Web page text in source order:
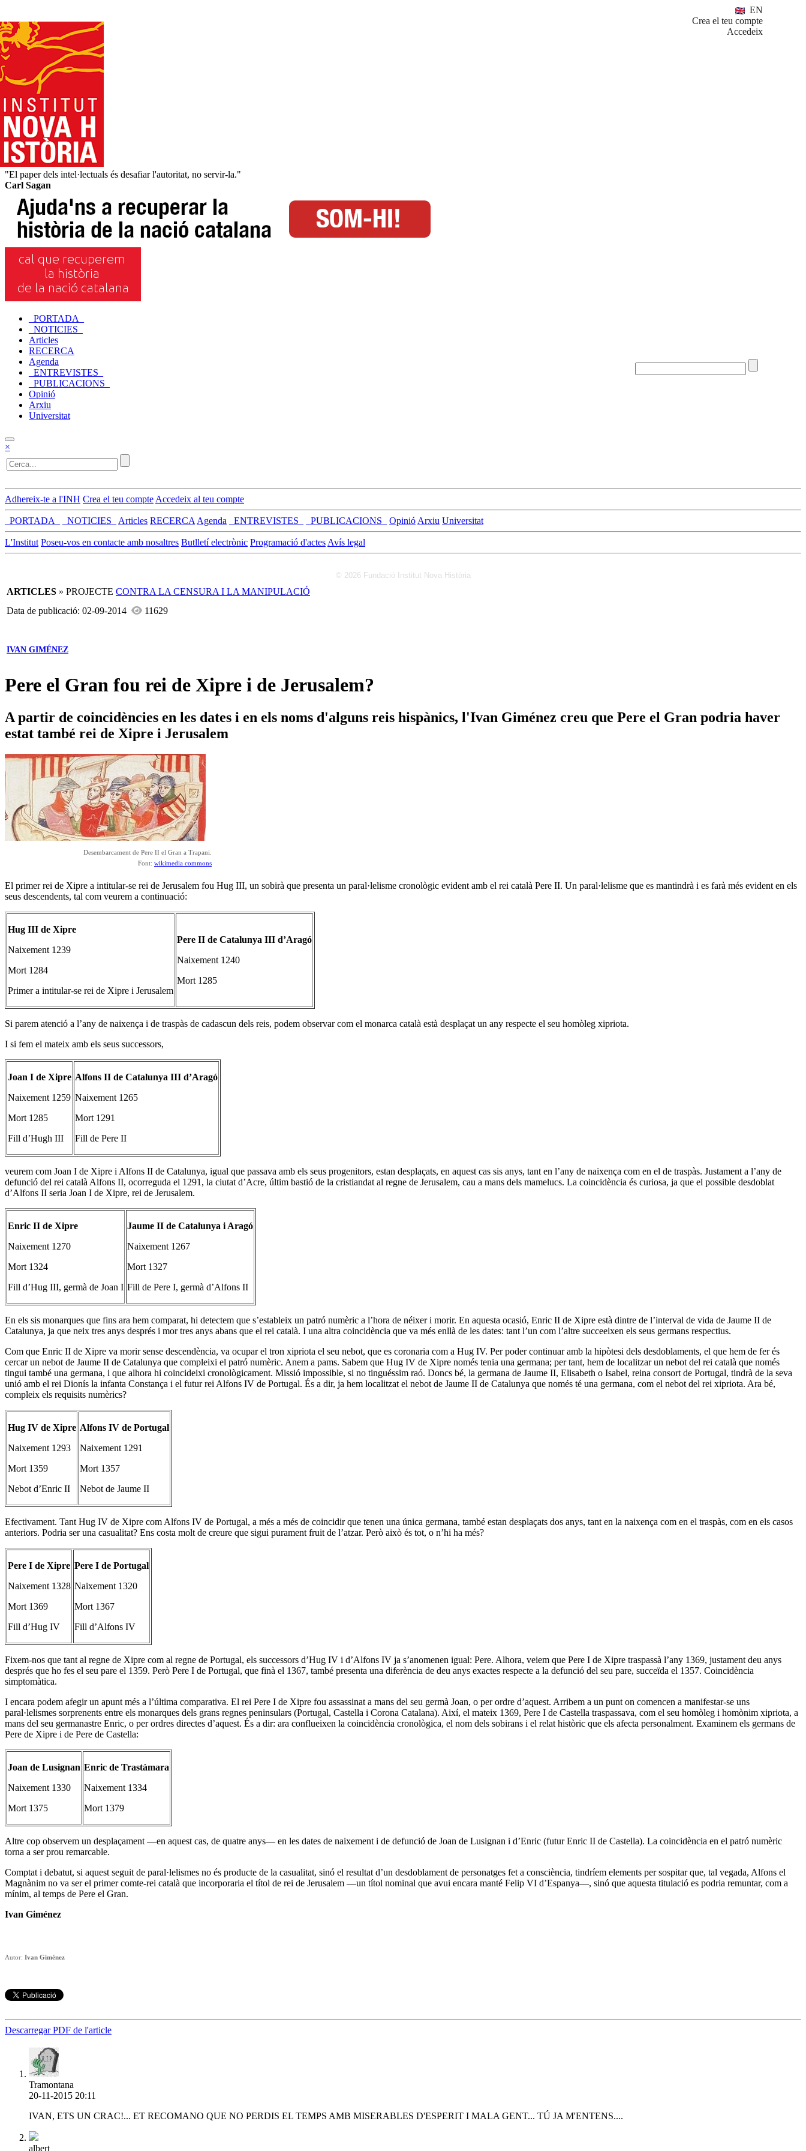
EN
Crea el teu compte
Accedeix
"El paper dels intel·lectuals és desafiar l'autoritat, no servir-la."
Carl Sagan
_PORTADA_
_NOTICIES_
Articles
RECERCA
Agenda
_ENTREVISTES_
_PUBLICACIONS_
Opinió
Arxiu
Universitat
×
Adhereix-te a l'INH Crea el teu compte Accedeix al teu compte
_PORTADA_ _NOTICIES_ Articles RECERCA Agenda _ENTREVISTES_ _PUBLICACIONS_ Opinió Arxiu Universitat
L'Institut Poseu-vos en contacte amb nosaltres Butlletí electrònic Programació d'actes Avís legal
© 2026 Fundació Institut Nova Història
ARTICLES » PROJECTE CONTRA LA CENSURA I LA MANIPULACIÓ
Data de publicació: 02-09-2014
11629
IVAN GIMÉNEZ
Pere el Gran fou rei de Xipre i de Jerusalem?
A partir de coincidències en les dates i en els noms d'alguns reis hispànics, l'Ivan Giménez creu que Pere el Gran podria haver
estat també rei de Xipre i Jerusalem
Desembarcament de Pere II el Gran a Trapani.
Font: wikimedia commons
El primer rei de Xipre a intitular-se rei de Jerusalem fou Hug III, un sobirà que presenta un paral·lelisme cronològic evident amb el rei català Pere II. Un paral·lelisme que es mantindrà i es farà més evident en els
seus descendents, tal com veurem a continuació:
Hug III de Xipre
Naixement 1239
Mort 1284
Primer a intitular-se rei de Xipre i Jerusalem
Pere II de Catalunya III d’Aragó
Naixement 1240
Mort 1285
Si parem atenció a l’any de naixença i de traspàs de cadascun dels reis, podem observar com el monarca català està desplaçat un any respecte el seu homòleg xipriota.
I si fem el mateix amb els seus successors,
Joan I de Xipre
Naixement 1259
Mort 1285
Fill d’Hugh III
Alfons II de Catalunya III d’Aragó
Naixement 1265
Mort 1291
Fill de Pere II
veurem com Joan I de Xipre i Alfons II de Catalunya, igual que passava amb els seus progenitors, estan desplaçats, en aquest cas sis anys, tant en l’any de naixença com en el de traspàs. Justament a l’any de
defunció del rei català Alfons II, ocorreguda el 1291, la ciutat d’Acre, últim bastió de la cristiandat al regne de Jerusalem, cau a mans dels mamelucs. La coincidència és curiosa, ja que el possible desdoblat
d’Alfons II seria Joan I de Xipre, rei de Jerusalem.
Enric II de Xipre
Naixement 1270
Mort 1324
Fill d’Hug III, germà de Joan I
Jaume II de Catalunya i Aragó
Naixement 1267
Mort 1327
Fill de Pere I, germà d’Alfons II
En els sis monarques que fins ara hem comparat, hi detectem que s’estableix un patró numèric a l’hora de néixer i morir. En aquesta ocasió, Enric II de Xipre està dintre de l’interval de vida de Jaume II de
Catalunya, ja que neix tres anys després i mor tres anys abans que el rei català. I una altra coincidència que va més enllà de les dates: tant l’un com l’altre succeeixen els seus germans respectius.
Com que Enric II de Xipre va morir sense descendència, va ocupar el tron xipriota el seu nebot, que es coronaria com a Hug IV. Per poder continuar amb la hipòtesi dels desdoblaments, el que hem de fer és
cercar un nebot de Jaume II de Catalunya que compleixi el patró numèric. Anem a pams. Sabem que Hug IV de Xipre només tenia una germana; per tant, hem de localitzar un nebot del rei català que només
tingui també una germana, i que alhora hi coincideixi cronològicament. Missió impossible, si no tinguéssim raó. Doncs bé, la germana de Jaume II, Elisabeth o Isabel, reina consort de Portugal, tindrà de la seva
unió amb el rei Dionís la infanta Constança i el futur rei Alfons IV de Portugal. És a dir, ja hem localitzat el nebot de Jaume II de Catalunya que només té una germana, com el nebot del rei xipriota. Ara bé,
compleix els requisits numèrics?
Hug IV de Xipre
Naixement 1293
Mort 1359
Nebot d’Enric II
Alfons IV de Portugal
Naixement 1291
Mort 1357
Nebot de Jaume II
Efectivament. Tant Hug IV de Xipre com Alfons IV de Portugal, a més a més de coincidir que tenen una única germana, també estan desplaçats dos anys, tant en la naixença com en el traspàs, com en els casos
anteriors. Podria ser una casualitat? Ens costa molt de creure que sigui purament fruit de l’atzar. Però això és tot, o n’hi ha més?
Pere I de Xipre
Naixement 1328
Mort 1369
Fill d’Hug IV
Pere I de Portugal
Naixement 1320
Mort 1367
Fill d’Alfons IV
Fixem-nos que tant al regne de Xipre com al regne de Portugal, els successors d’Hug IV i d’Alfons IV ja s’anomenen igual: Pere. Alhora, veiem que Pere I de Xipre traspassà l’any 1369, justament deu anys
després que ho fes el seu pare el 1359. Però Pere I de Portugal, que finà el 1367, també presenta una diferència de deu anys exactes respecte a la defunció del seu pare, succeïda el 1357. Coincidència
simptomàtica.
I encara podem afegir un apunt més a l’última comparativa. El rei Pere I de Xipre fou assassinat a mans del seu germà Joan, o per ordre d’aquest. Arribem a un punt on comencen a manifestar-se uns
paral·lelismes sorprenents entre els monarques dels grans regnes peninsulars (Portugal, Castella i Corona Catalana). Així, el mateix 1369, Pere I de Castella traspassava, com el seu homòleg i homònim xipriota, a
mans del seu germanastre Enric, o per ordres directes d’aquest. És a dir: ara conflueixen la coincidència cronològica, el nom dels sobirans i el relat històric que els afecta personalment. Examinem els germans de
Pere de Xipre i de Pere de Castella:
Joan de Lusignan
Naixement 1330
Mort 1375
Enric de Trastàmara
Naixement 1334
Mort 1379
Altre cop observem un desplaçament —en aquest cas, de quatre anys— en les dates de naixement i de defunció de Joan de Lusignan i d’Enric (futur Enric II de Castella). La coincidència en el patró numèric
torna a ser prou remarcable.
Comptat i debatut, si aquest seguit de paral·lelismes no és producte de la casualitat, sinó el resultat d’un desdoblament de personatges fet a consciència, tindríem elements per sospitar que, tal vegada, Alfons el
Magnànim no va ser el primer comte-rei català que incorporaria el títol de rei de Jerusalem —un títol nominal que avui encara manté Felip VI d’Espanya—, sinó que aquesta titulació es podria remuntar, com a
mínim, al temps de Pere el Gran.
Ivan Giménez
Autor: Ivan Giménez
Descarregar PDF de l'article
Tramontana
20-11-2015 20:11
IVAN, ETS UN CRAC!... ET RECOMANO QUE NO PERDIS EL TEMPS AMB MISERABLES D'ESPERIT I MALA GENT... TÚ JA M'ENTENS....
albert